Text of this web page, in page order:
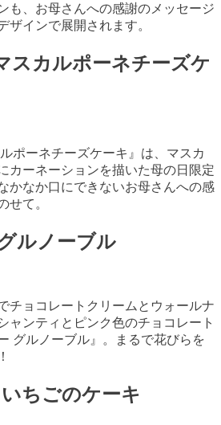
も、お母さんへの感謝のメッセージ
ザインで展開されます。
スカルポーネチーズケ
ポーネチーズケーキ』は、マスカ
カーネーションを描いた母の日限定
かなか口にできないお母さんへの感
せて。
ルノーブル
チョコレートクリームとウォールナ
ャンティとピンク色のチョコレート
グルノーブル』。まるで花びらを
ちごのケーキ